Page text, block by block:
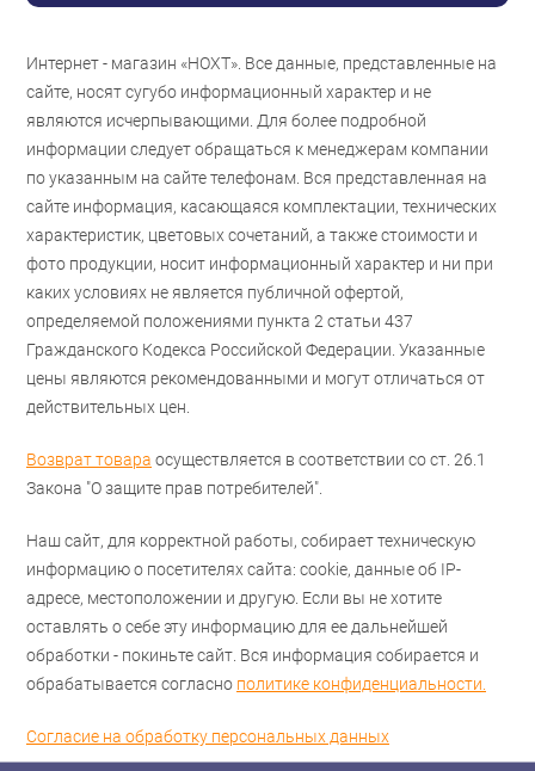
Интернет - магазин «НОХТ». Все данные, представленные на
сайте, носят сугубо информационный характер и не
являются исчерпывающими. Для более подробной
информации следует обращаться к менеджерам компании
по указанным на сайте телефонам. Вся представленная на
сайте информация, касающаяся комплектации, технических
характеристик, цветовых сочетаний, а также стоимости и
фото продукции, носит информационный характер и ни при
каких условиях не является публичной офертой,
определяемой положениями пункта 2 статьи 437
Гражданского Кодекса Российской Федерации. Указанные
цены являются рекомендованными и могут отличаться от
действительных цен.
Возврат товара осуществляется в соответствии со ст. 26.1
Закона "О защите прав потребителей".
Наш сайт, для корректной работы, собирает техническую
информацию о посетителях сайта: cookie, данные об IP-
адресе, местоположении и другую. Если вы не хотите
оставлять о себе эту информацию для ее дальнейшей
обработки - покиньте сайт. Вся информация собирается и
обрабатывается согласно политике конфиденциальности.
Согласие на обработку персональных данных